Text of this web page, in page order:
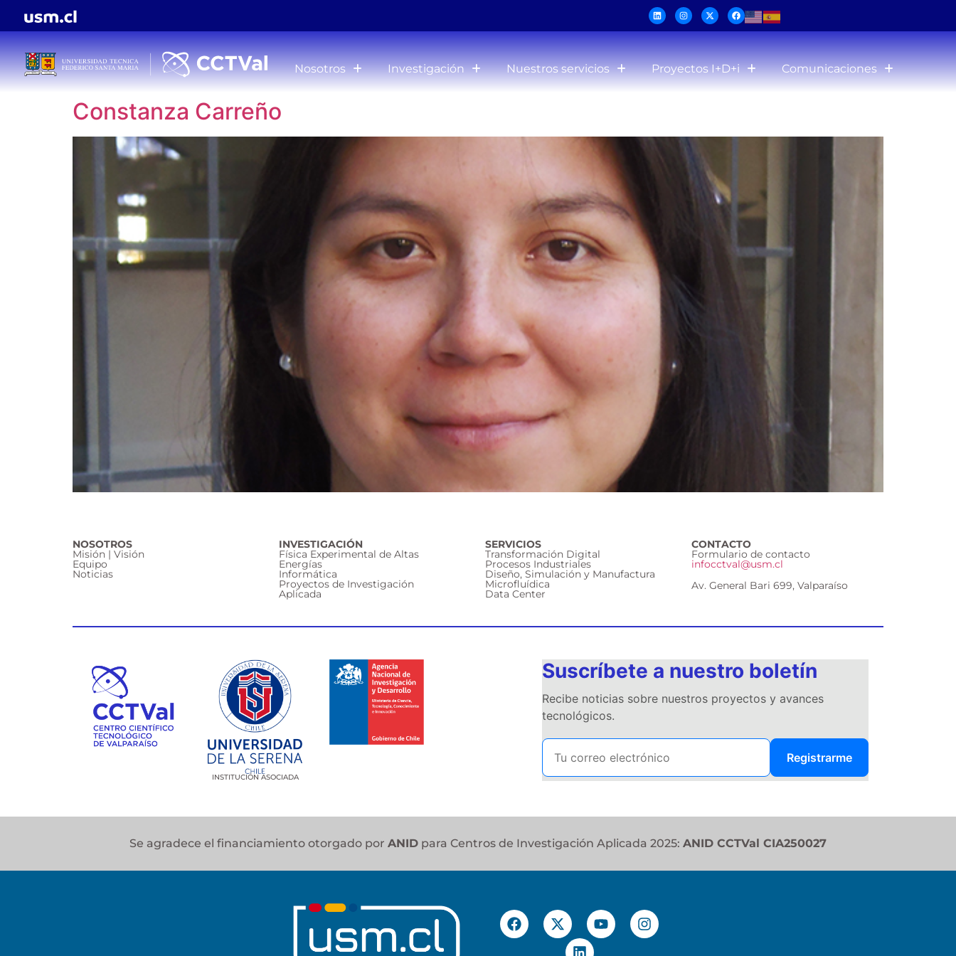
Nosotros Investigación Nuestros servicios Proyectos I+D+i Comunicaciones
Constanza Carreño
NOSOTROS
Misión | Visión
Equipo
Noticias
INVESTIGACIÓN
Física Experimental de Altas
Energías
Informática
Proyectos de Investigación
Aplicada
SERVICIOS
Transformación Digital
Procesos Industriales
Diseño, Simulación y Manufactura
Microfluídica
Data Center
CONTACTO
Formulario de contacto
infocctval@usm.cl
Av. General Bari 699, Valparaíso
INSTITUCIÓN ASOCIADA
Suscríbete a nuestro boletín
Recibe noticias sobre nuestros proyectos y avances
tecnológicos.
Registrarme
Se agradece el financiamiento otorgado por ANID para Centros de Investigación Aplicada 2025: ANID CCTVal CIA250027